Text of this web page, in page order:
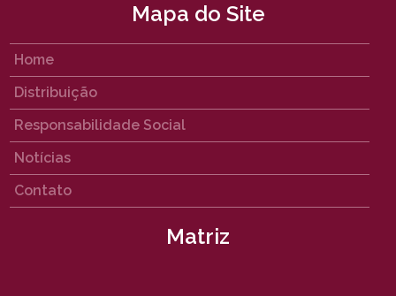
Mapa do Site
Home
Distribuição
Responsabilidade Social
Notícias
Contato
Matriz